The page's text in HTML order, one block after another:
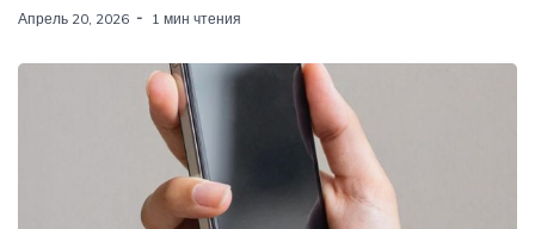
Апрель 20, 2026 1 мин чтения